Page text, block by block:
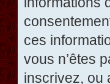
ces
vous n’êtes
inscrivez, ou